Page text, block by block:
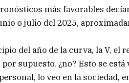
más favorables
o julio del 2025,
del año de la curva, la V, el
supuesto, ¿no? Esto se
lo veo en la sociedad,